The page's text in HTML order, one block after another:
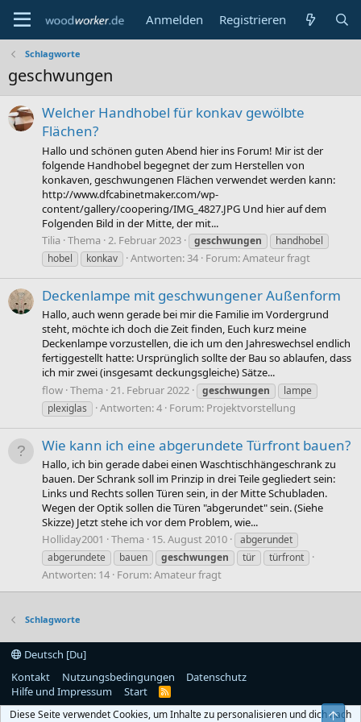
Anmelden Registrieren
Schlagworte
geschwungen
Welcher Handhobel für konkav gewölbte
Flächen?
Hallo und schönen guten Abend hier ins Forum! Mir ist der
folgende Handhobel begegnet der zum Herstellen von
konkaven, geschwungenen Flächen verwendet werden kann:
http://www.dfcabinetmaker.com/wp-
content/gallery/coopering/IMG_4827.JPG Und hier auf dem
Folgenden Bild in der Mitte, der mit...
Tilia Thema 2. Februar 2023 geschwungen
handhobel
hobel
konkav Antworten: 34 Forum:Amateur fragt
Deckenlampe mit geschwungener Außenform
Hallo, auch wenn gerade bei mir die Familie im Vordergrund
steht, möchte ich doch die Zeit finden, Euch kurz meine
Deckenlampe vorzustellen, die ich um den Jahreswechsel endlich
fertiggestellt hatte: Ursprünglich sollte der Bau so ablaufen, dass
ich mir zwei (insgesamt deckungsgleiche) Sätze...
flow Thema 21. Februar 2022 geschwungen
lampe
plexiglas
Antworten: 4 Forum: Projektvorstellung
Wie kann ich eine abgerundete Türfront bauen?
Hallo, ich bin gerade dabei einen Waschtischhängeschrank zu
bauen. Der Schrank soll im Prinzip in drei Teile gegliedert sein:
Links und Rechts sollen Türen sein, in der Mitte Schubladen.
Wegen der Optik sollen die Türen "abgerundet" sein. (Siehe
Skizze) Jetzt stehe ich vor dem Problem, wie...
Holliday2001
Thema 15. August 2010
abgerundet
abgerundete
bauen geschwungen tür türfront
Antworten: 14 Forum:Amateur fragt
Schlagworte
Deutsch [Du]
Kontakt
Nutzungsbedingungen
Datenschutz
Hilfe und Impressum
Start
R
S
Diese Seite verwendet Cookies, um Inhalte zu personalisieren und dich nach